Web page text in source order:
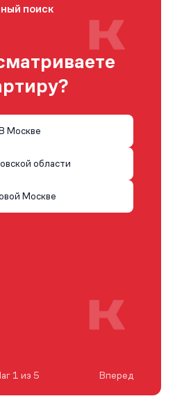
поиск
Москве
области
Москве
1 из 5 Вперед